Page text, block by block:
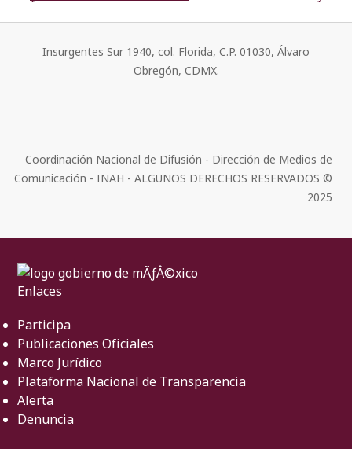
Insurgentes Sur 1940, col. Florida, C.P. 01030, Álvaro
Obregón, CDMX.
Coordinación Nacional de Difusión - Dirección de Medios de
Comunicación - INAH - ALGUNOS DERECHOS RESERVADOS ©
2025
Enlaces
Participa
Publicaciones Oficiales
Marco Jurídico
Plataforma Nacional de Transparencia
Alerta
Denuncia